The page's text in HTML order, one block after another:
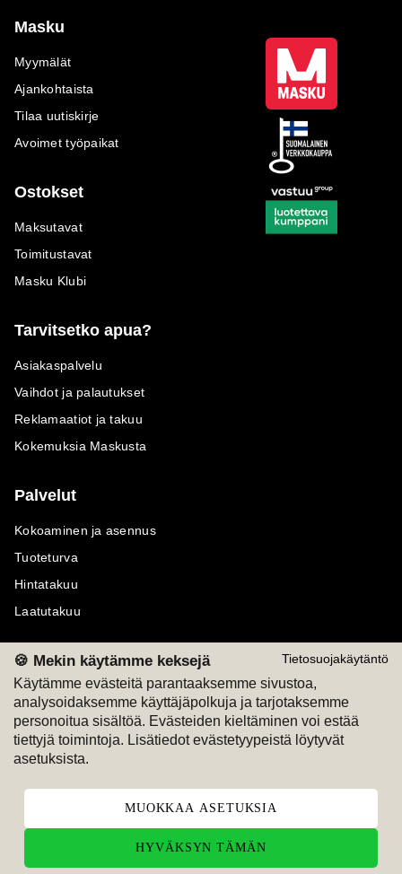
Tietosuojakäytäntö
🍪 Mekin käytämme keksejä
Käytämme evästeitä parantaaksemme sivustoa,
analysoidaksemme käyttäjäpolkuja ja tarjotaksemme
personoitua sisältöä. Evästeiden kieltäminen voi estää
tiettyjä toimintoja. Lisätiedot evästetyypeistä löytyvät
asetuksista.
MUOKKAA ASETUKSIA
HYVÄKSYN TÄMÄN
Masku
Myymälät
Ajankohtaista
Tilaa uutiskirje
Avoimet työpaikat
Ostokset
Maksutavat
Toimitustavat
Masku Klubi
Tarvitsetko apua?
Asiakaspalvelu
Vaihdot ja palautukset
Reklamaatiot ja takuu
Kokemuksia Maskusta
Palvelut
Kokoaminen ja asennus
Tuoteturva
Hintatakuu
Laatutakuu
Maksutavat
M
Seuraa meitä